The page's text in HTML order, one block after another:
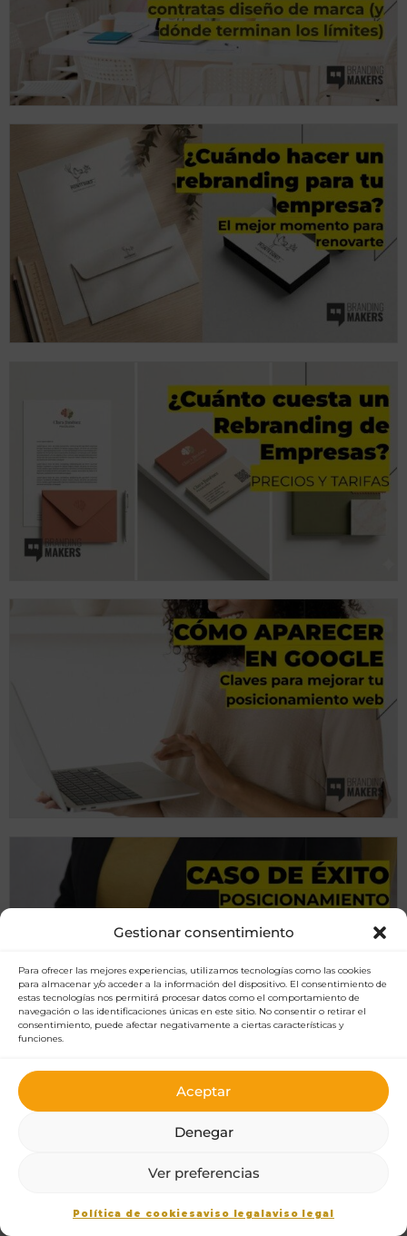
Gestionar consentimiento
Para ofrecer las mejores experiencias, utilizamos tecnologías como las cookies
para almacenar y/o acceder a la información del dispositivo. El consentimiento de
estas tecnologías nos permitirá procesar datos como el comportamiento de
navegación o las identificaciones únicas en este sitio. No consentir o retirar el
consentimiento, puede afectar negativamente a ciertas características y
funciones.
Aceptar
Denegar
Ver preferencias
Política de cookiesaviso legalaviso legal